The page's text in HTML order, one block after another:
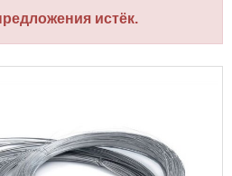
истёк.